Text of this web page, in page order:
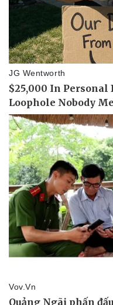
Khởi nghiệp